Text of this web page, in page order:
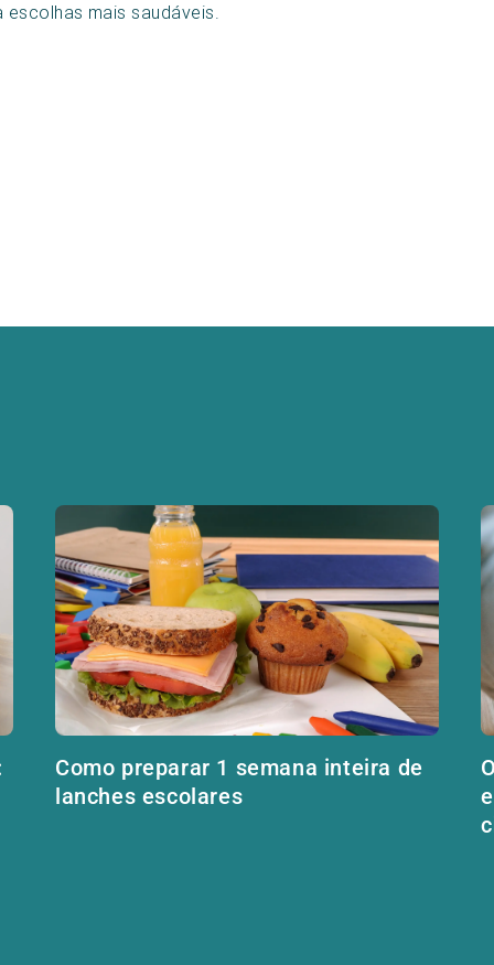
escolhas mais saudáveis.
Como preparar 1 semana inteira de
lanches escolares